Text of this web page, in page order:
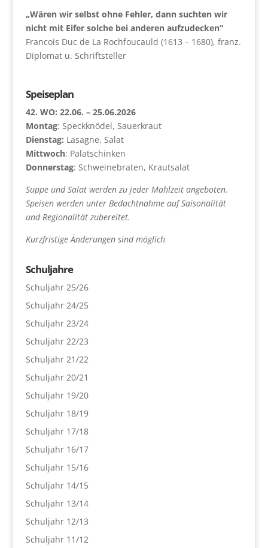
„Wären wir selbst ohne Fehler, dann suchten wir
nicht mit Eifer solche bei anderen aufzudecken“
Francois Duc de La Rochfoucauld (1613 – 1680), franz.
Diplomat u. Schriftsteller
Speiseplan
42. WO: 22.06. – 25.06.2026
Montag: Speckknödel, Sauerkraut
Dienstag: Lasagne, Salat
Mittwoch: Palatschinken
Donnerstag: Schweinebraten, Krautsalat
Suppe und Salat werden zu jeder Mahlzeit angeboten.
Speisen werden unter Bedachtnahme auf Saisonalität
und Regionalität zubereitet.
Kurzfristige Änderungen sind möglich
Schuljahre
Schuljahr 25/26
Schuljahr 24/25
Schuljahr 23/24
Schuljahr 22/23
Schuljahr 21/22
Schuljahr 20/21
Schuljahr 19/20
Schuljahr 18/19
Schuljahr 17/18
Schuljahr 16/17
Schuljahr 15/16
Schuljahr 14/15
Schuljahr 13/14
Schuljahr 12/13
Schuljahr 11/12